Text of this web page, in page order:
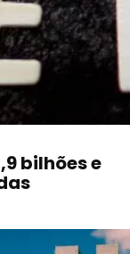
bilhões e